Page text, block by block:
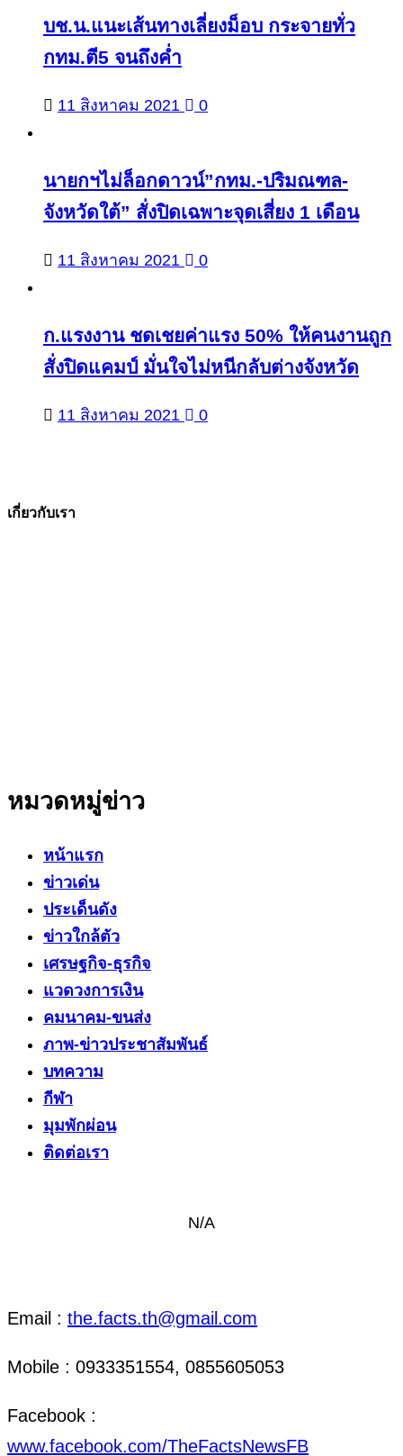
บช.น.แนะเส้นทางเลี่ยงม็อบ กระจายทั่ว
กทม.ตี5 จนถึงค่ำ
11 สิงหาคม 2021 0
นายกฯไม่ล็อกดาวน์”กทม.-ปริมณฑล-
จังหวัดใต้” สั่งปิดเฉพาะจุดเสี่ยง 1 เดือน
11 สิงหาคม 2021 0
ก.แรงงาน ชดเชยค่าแรง 50% ให้คนงานถูก
สั่งปิดแคมป์ มั่นใจไม่หนีกลับต่างจังหวัด
11 สิงหาคม 2021 0
เกี่ยวกับเรา
หมวดหมู่ข่าว
หน้าแรก
ข่าวเด่น
ประเด็นดัง
ข่าวใกล้ตัว
เศรษฐกิจ-ธุรกิจ
แวดวงการเงิน
คมนาคม-ขนส่ง
ภาพ-ข่าวประชาสัมพันธ์
บทความ
กีฬา
มุมพักผ่อน
ติดต่อเรา
N/A
Email : the.facts.th@gmail.com
Mobile : 0933351554, 0855605053
Facebook :
www.facebook.com/TheFactsNewsFB